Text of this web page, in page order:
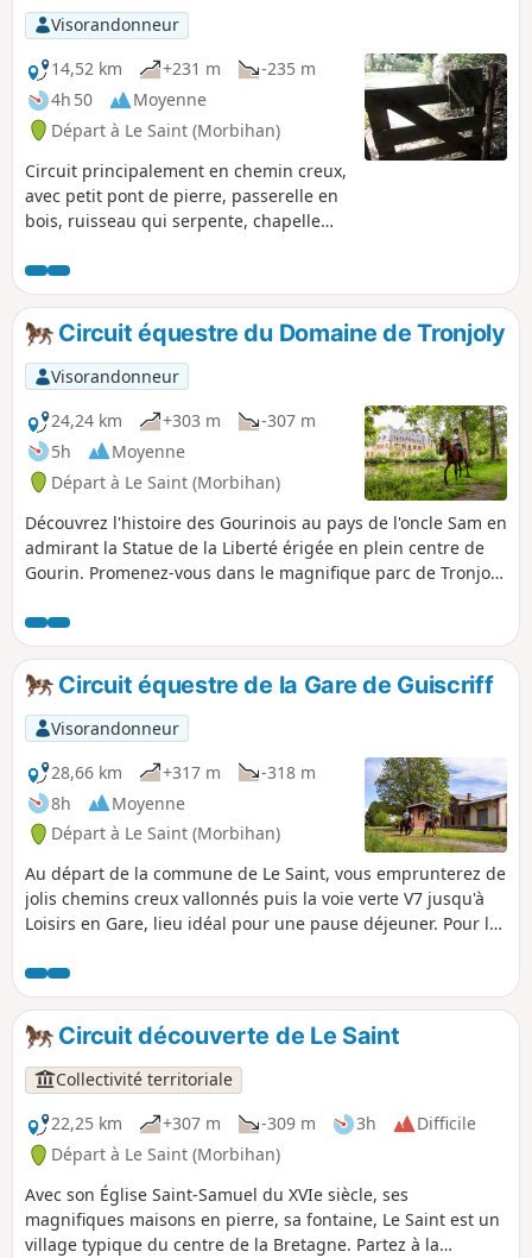
Visorandonneur
14,52 km
+231 m
-235 m
4h 50
Moyenne
Départ à Le Saint (Morbihan)
Circuit principalement en chemin creux,
avec petit pont de pierre, passerelle en
bois, ruisseau qui serpente, chapelle
du bourg pittoresque de Le Saint.
Circuit équestre du Domaine de Tronjoly
Visorandonneur
24,24 km
+303 m
-307 m
5h
Moyenne
Départ à Le Saint (Morbihan)
Découvrez l'histoire des Gourinois au pays de l'oncle Sam en
admirant la Statue de la Liberté érigée en plein centre de
Gourin. Promenez-vous dans le magnifique parc de Tronjoly
ferrée reliant Roscorff à Concarneau. Ce circuit vous
conduira à la découverte de magnifiques paysages
verdoyants vallonnés et du riche patrimoine témoin de
l'histoire du territoire du Pays du roi Morvan.
Circuit équestre de la Gare de Guiscriff
Visorandonneur
28,66 km
+317 m
-318 m
8h
Moyenne
Départ à Le Saint (Morbihan)
Au départ de la commune de Le Saint, vous emprunterez de
jolis chemins creux vallonnés puis la voie verte V7 jusqu'à
Loisirs en Gare, lieu idéal pour une pause déjeuner. Pour le
puis cheminerez facilement sur des chemins agricoles. Pour
finir, vous emprunterez de beaux chemins creux dans la
forêt jusqu'à la Fontaine Saint-Samuel.
Circuit découverte de Le Saint
Collectivité territoriale
22,25 km
+307 m -309 m 3h
Difficile
Départ à Le Saint (Morbihan)
Avec son Église Saint-Samuel du XVIe siècle, ses
magnifiques maisons en pierre, sa fontaine, Le Saint est un
village typique du centre de la Bretagne. Partez à la